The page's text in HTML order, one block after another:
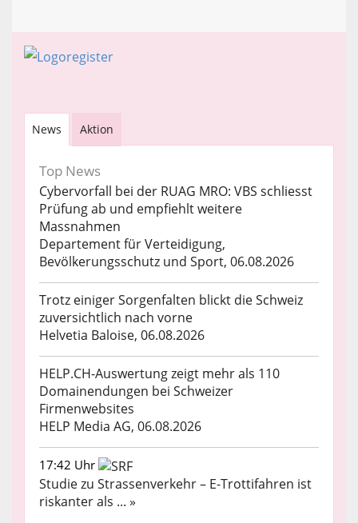
News Aktion
Top News
Cybervorfall bei der RUAG MRO: VBS schliesst
Prüfung ab und empfiehlt weitere
Massnahmen
Departement für Verteidigung,
Bevölkerungsschutz und Sport, 06.08.2026
Trotz einiger Sorgenfalten blickt die Schweiz
zuversichtlich nach vorne
Helvetia Baloise, 06.08.2026
HELP.CH-Auswertung zeigt mehr als 110
Domainendungen bei Schweizer
Firmenwebsites
HELP Media AG, 06.08.2026
17:42 Uhr
Studie zu Strassenverkehr – E-Trottifahren ist
riskanter als ... »